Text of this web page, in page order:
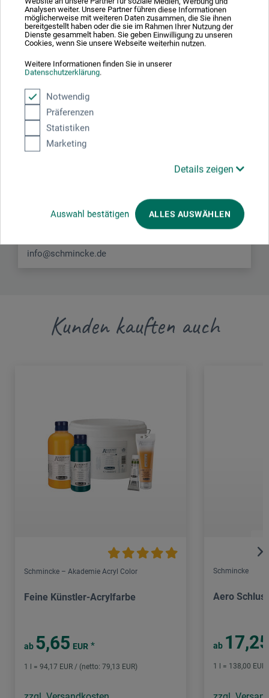
Analysen weiter. Unsere Partner führen diese Informationen
möglicherweise mit weiteren Daten zusammen, die Sie ihnen
bereitgestellt haben oder die sie im Rahmen Ihrer Nutzung der
Dienste gesammelt haben. Sie geben Einwilligung zu unseren
Cookies, wenn Sie unsere Webseite weiterhin nutzen.
Weitere Informationen finden Sie in unserer
Datenschutzerklärung.
Notwendig
Präferenzen
Statistiken
Marketing
Details zeigen
Auswahl bestätigen ALLES AUSWÄHLEN
Hersteller-Kontakt
Hier finden Sie die Kontaktdaten des Herstellers zu
40699 Erkrath
info@schmincke.de
Kunden kauften auch
Schmincke – Akademie Acryl Color
Feine Künstler-Acrylfarbe
ab 5,65 EUR *
1 l = 94,17 EUR / (netto: 79,13 EUR)
Schmincke
Aero
ab 17,25
1 l = 138,00